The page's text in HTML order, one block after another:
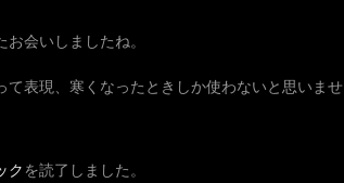
会いしましたね。
表現、寒くなったときしか使わないと思いませ
クを読了しました。